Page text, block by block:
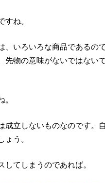
すね。
、いろいろな商品であるの
先物の意味がないではない
。
成立しないものなのです。
ょう。
てしまうのであれば。